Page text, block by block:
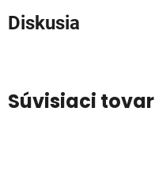
Diskusia
Súvisiaci tovar